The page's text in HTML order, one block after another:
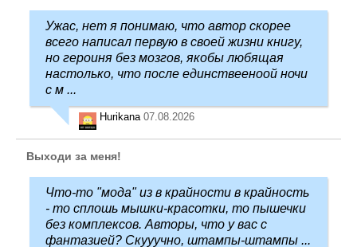
Ужас, нет я понимаю, что автор скорее
всего написал первую в своей жизни книгу,
но героиня без мозгов, якобы любящая
настолько, что после единствееноой ночи
с м ...
Hurikana 07.08.2026
Выходи за меня!
Что-то "мода" из в крайности в крайность
- то сплошь мышки-красотки, то пышечки
без комплексов. Авторы, что у вас с
фантазией? Скууучно, штампы-штампы ...